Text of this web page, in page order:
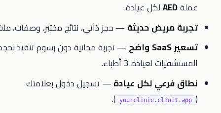
لكل عيادة.
حديثة— حجز ذاتي، نتائج مختبر، وصفات، ملفات عائلية.
— تجربة مجانية دون رسوم تنفيذ بحجم
لعيادة 3 أطباء.
لكل عيادة— تسجيل دخول بعلامتك
).